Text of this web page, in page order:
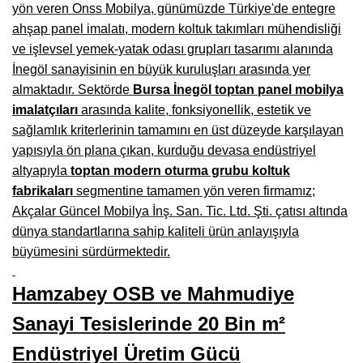
Burdur Mobilya İmalatçıları, Fabrikaları, Mağazaları
Eskişehir Mobilyacılar, Mobilya Mağazaları, Firmaları
Isparta Mobilyacılar, Mobilya Mağazaları, Fabrikaları
Çankırı Mobilyacılar, Mobilya Mağazaları, İmalatçıları
Mersin Mobilyacılar, Mobilya Mağazaları, Üreticileri
Antalya Mobilyacıları, Mobilya Mağazaları, Firmaları
Bolu Mobilyacılar, Mobilya Mağazaları, İmalatçıları
Kırklareli Mobilyacılar, Mobilya Firmaları, Mağazaları
Kastamonu Mobilya Mağazaları, Firmaları
Sakarya Mobilyacılar, Mobilya Mağazaları, İmalatçıları
yön veren Onss Mobilya, günümüzde Türkiye'de entegre
ahşap panel imalatı, modern koltuk takımları mühendisliği
ve işlevsel yemek-yatak odası grupları tasarımı alanında
İnegöl sanayisinin en büyük kuruluşları arasında yer
almaktadır. Sektörde Bursa İnegöl toptan panel mobilya
imalatçıları arasında kalite, fonksiyonellik, estetik ve
sağlamlık kriterlerinin tamamını en üst düzeyde karşılayan
yapısıyla ön plana çıkan, kurduğu devasa endüstriyel
altyapıyla toptan modern oturma grubu koltuk
fabrikaları segmentine tamamen yön veren firmamız;
Akçalar Güncel Mobilya İnş. San. Tic. Ltd. Şti. çatısı altında
dünya standartlarına sahip kaliteli ürün anlayışıyla
büyümesini sürdürmektedir.
Hamzabey OSB ve Mahmudiye
Sanayi Tesislerinde 20 Bin m²
Endüstriyel Üretim Gücü